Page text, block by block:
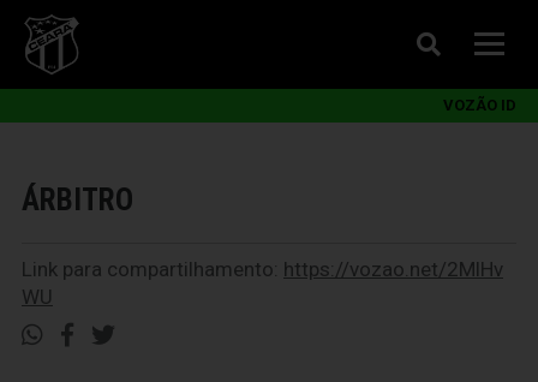
VOZÃO ID
ÁRBITRO
Link para compartilhamento: https://vozao.net/2MlHv
WU